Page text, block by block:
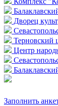
Дворец
Терновский
Центр
Заполнить